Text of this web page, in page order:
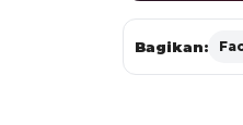
Bagikan: